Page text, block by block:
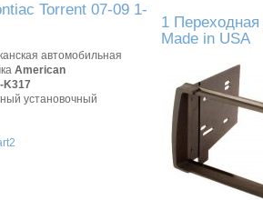
Torrent 07-09 1-
автомобильная
American
K317
установочный
1
Made in USA